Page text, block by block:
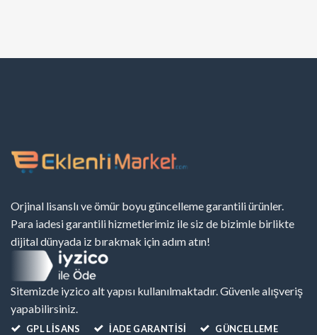
Orjinal lisanslı ve ömür boyu güncelleme garantili ürünler.
Para iadesi garantili hizmetlerimiz ile siz de bizimle birlikte
dijital dünyada iz bırakmak için adım atın!
Sitemizde iyzico alt yapısı kullanılmaktadır. Güvenle alışveriş
yapabilirsiniz.
GPL LISANS İADE GARANTİSİ GÜNCELLEME